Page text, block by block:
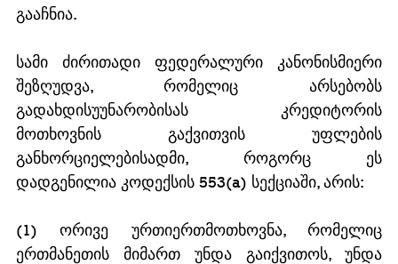
გააჩნია.
სამი ძირითადი ფედერალური კანონისმიერი
შეზღუდვა, რომელიც არსებობს
გადახდისუუნარობისას კრედიტორის
მოთხოვნის გაქვითვის უფლების
განხორციელებისადმი, როგორც ეს
დადგენილია კოდექსის 553(a) სექციაში, არის:
(1) ორივე ურთიერთმოთხოვნა, რომელიც
ერთმანეთის მიმართ უნდა გაიქვითოს, უნდა